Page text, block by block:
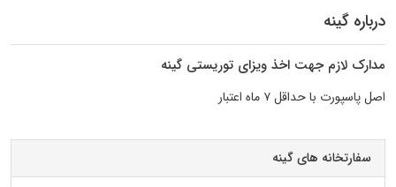
درباره گینه
مدارک لازم جهت اخذ ویزای توریستی گینه
اصل پاسپورت با حداقل ۷ ماه اعتبار
سفارتخانه های گینه